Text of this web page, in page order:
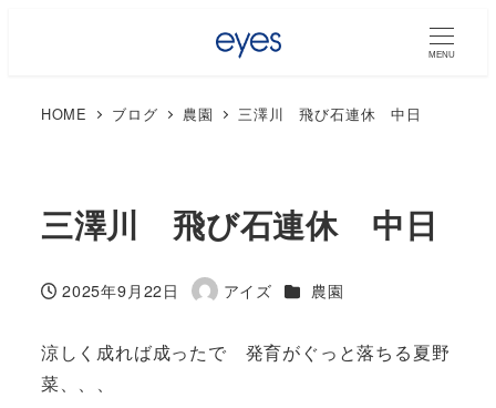
MENU
HOME ブログ 農園 三澤川 飛び石連休 中日
三澤川 飛び石連休 中日
投稿日
2025年9月22日
著
アイズ カテゴリー
農園
涼しく成れば成ったで 発育がぐっと落ちる夏野
菜、、、